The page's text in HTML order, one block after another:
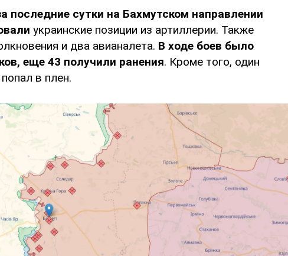
последние сутки на Бахмутском направлении
украинские позиции из артиллерии. Также
и два авианалета. В ходе боев было
еще 43 получили ранения. Кроме того, один
в плен.